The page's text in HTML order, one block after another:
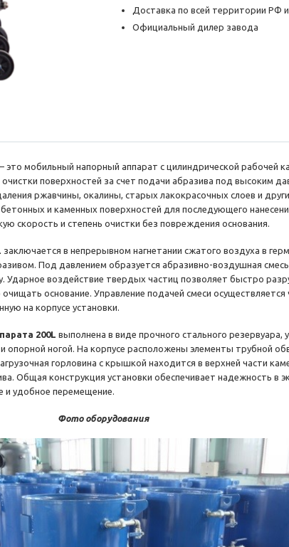
Доставка по всей территории РФ
Официальный дилер завода
– это мобильный напорный аппарат с цилиндрической рабочей
поверхностей за счет подачи абразива под высоким
ржавчины, окалины, старых лакокрасочных слоев и
и каменных поверхностей для последующего
скорость и степень очистки без повреждения основания.
заключается в непрерывном нагнетании сжатого воздуха в
Под давлением образуется абразивно-воздушная
Ударное воздействие твердых частиц позволяет быстро
основание. Управление подачей смеси осуществляется
на корпусе установки.
200L выполнена в виде прочного стального резервуара,
опорной ногой. На корпусе расположены элементы трубной
горловина с крышкой находится в верхней части
Общая конструкция установки обеспечивает надежность в
и удобное перемещение.
Фото оборудования